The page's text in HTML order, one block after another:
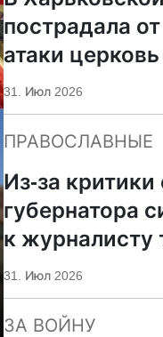
пострадала
атаки
31. Июл 2026
ПРАВОСЛАВНЫЕ
Из-за критики
губернатора
к журналисту
«Царьград»
31. Июл 2026
ЗА ВОЙНУ